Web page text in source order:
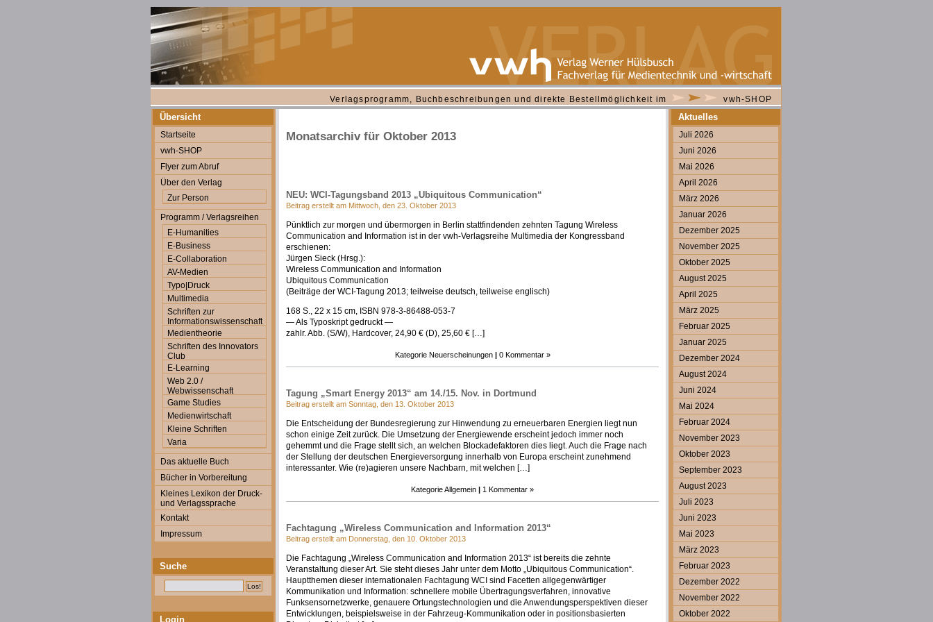
Verlagsprogramm, Buchbeschreibungen und direkte Bestellmöglichkeit im vwh-SHOP
Übersicht
Startseite
vwh-SHOP
Flyer zum Abruf
Über den Verlag
Zur Person
Programm / Verlagsreihen
E-Humanities
E-Business
E-Collaboration
AV-Medien
Typo|Druck
Multimedia
Schriften zur
Informationswissenschaft
Medientheorie
Schriften des Innovators
Club
E-Learning
Web 2.0 /
Webwissenschaft
Game Studies
Medienwirtschaft
Kleine Schriften
Varia
Das aktuelle Buch
Bücher in Vorbereitung
Kleines Lexikon der Druck-
und Verlagssprache
Kontakt
Impressum
Suche
Login
Monatsarchiv für Oktober 2013
NEU: WCI-Tagungsband 2013 „Ubiquitous Communication“
Beitrag erstellt am Mittwoch, den 23. Oktober 2013
Pünktlich zur morgen und übermorgen in Berlin stattfindenden zehnten Tagung Wireless
Communication and Information ist in der vwh-Verlagsreihe Multimedia der Kongressband
erschienen:
Jürgen Sieck (Hrsg.):
Wireless Communication and Information
Ubiquitous Communication
(Beiträge der WCI-Tagung 2013; teilweise deutsch, teilweise englisch)
168 S., 22 x 15 cm, ISBN 978-3-86488-053-7
— Als Typoskript gedruckt —
zahlr. Abb. (S/W), Hardcover, 24,90 € (D), 25,60 € […]
Kategorie Neuerscheinungen | 0 Kommentar »
Tagung „Smart Energy 2013“ am 14./15. Nov. in Dortmund
Beitrag erstellt am Sonntag, den 13. Oktober 2013
Die Entscheidung der Bundesregierung zur Hinwendung zu erneuerbaren Energien liegt nun
schon einige Zeit zurück. Die Umsetzung der Energiewende erscheint jedoch immer noch
gehemmt und die Frage stellt sich, an welchen Blockadefaktoren dies liegt. Auch die Frage nach
der Stellung der deutschen Energieversorgung innerhalb von Europa erscheint zunehmend
interessanter. Wie (re)agieren unsere Nachbarn, mit welchen […]
KategorieAllgemein | 1 Kommentar »
Fachtagung „Wireless Communication and Information 2013“
Beitrag erstellt am Donnerstag, den 10. Oktober 2013
Die Fachtagung „Wireless Communication and Information 2013“ ist bereits die zehnte
Veranstaltung dieser Art. Sie steht dieses Jahr unter dem Motto „Ubiquitous Communication“.
Hauptthemen dieser internationalen Fachtagung WCI sind Facetten allgegenwärtiger
Kommunikation und Information: schnellere mobile Übertragungsverfahren, innovative
Funksensornetzwerke, genauere Ortungstechnologien und die Anwendungsperspektiven dieser
Entwicklungen, beispielsweise in der Fahrzeug-Kommunikation oder in positionsbasierten
Aktuelles
Juli 2026
Juni 2026
Mai 2026
April 2026
März 2026
Januar 2026
Dezember 2025
November 2025
Oktober 2025
August 2025
April 2025
März 2025
Februar 2025
Januar 2025
Dezember 2024
August 2024
Juni 2024
Mai 2024
Februar 2024
November 2023
Oktober 2023
September 2023
August 2023
Juli 2023
Juni 2023
Mai 2023
März 2023
Februar 2023
Dezember 2022
November 2022
Oktober 2022